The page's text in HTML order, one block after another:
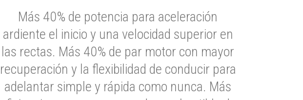
Más 40% de potencia para aceleración
ardiente el inicio y una velocidad superior en
las rectas. Más 40% de par motor con mayor
recuperación y la flexibilidad de conducir para
adelantar simple y rápida como nunca. Más